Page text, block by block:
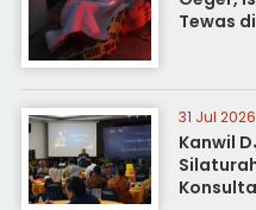
Tewas
31 Jul 2026
Kanwil